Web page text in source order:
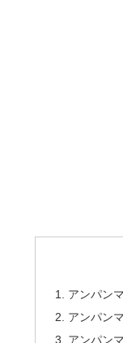
アンパン
アンパン
アンパン